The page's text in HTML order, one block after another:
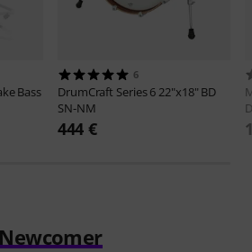
Bass
6
DrumCraft Series 6 22"x18" BD
SN-NM
444 €
Newcomer